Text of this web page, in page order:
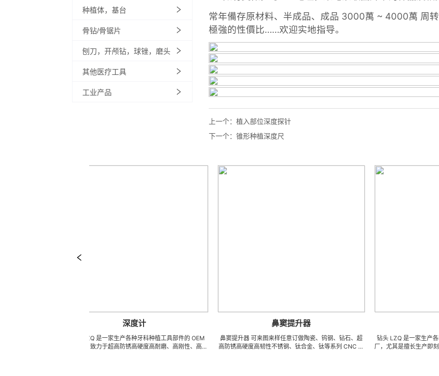
种植体，基台
骨钻/骨锯片
刨刀，开颅钻，球锉，磨头
其他医疗工具
工业产品
上一个：植入部位深度探针
下一个：锥形种植深度尺
深度计 LZQ 是一家生产各种牙科种植工具部件的 OEM
代工工厂，致力于超高防锈高硬度高耐磨、高刚性、高抗
鼻窦提升器
鼻窦提升器 可来图来样任意订做陶瓷、钨钢、钻石、超
高防锈高硬度高韧性不锈钢、钛合金、钛等系列 CNC 精
钻头 LZQ 是一家生产各种牙科
厂，尤其是擅长生产即刻种植钻